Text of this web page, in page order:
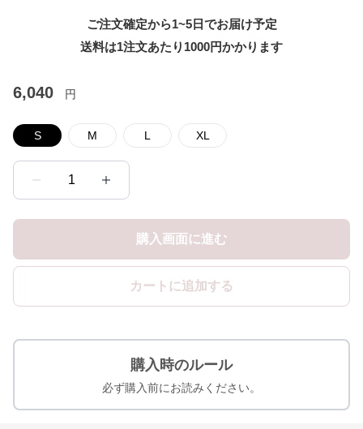
ご注文確定から1~5日でお届け予定
送料は1注文あたり 1000円かかります
6,040 円
S M L XL
1
購入画面に進む
カートに追加する
購入時のルール
必ず購入前にお読みください。